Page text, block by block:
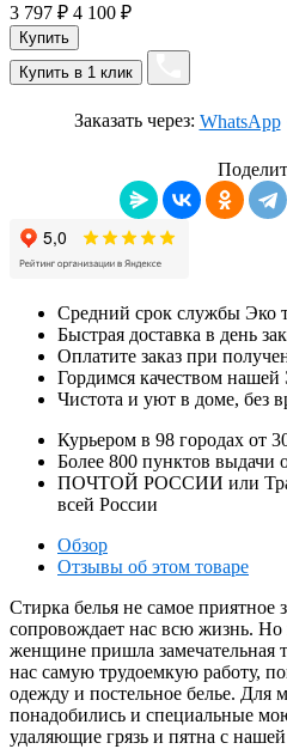
3 797 ₽ 4 100 ₽
Заказать через: WhatsApp
Средний срок службы Эко
Быстрая доставка в день
Оплатите заказ при
Гордимся качеством
Чистота и уют в доме, без
Курьером в 98 городах от
Более 800 пунктов выдачи
ПОЧТОЙ РОССИИ или
всей России
Обзор
Отзывы об этом товаре
Стирка белья не самое приятное
сопровождает нас всю жизнь.
женщине пришла замечательная
нас самую трудоемкую работу,
одежду и постельное белье. Для
понадобились и специальные
удаляющие грязь и пятна с